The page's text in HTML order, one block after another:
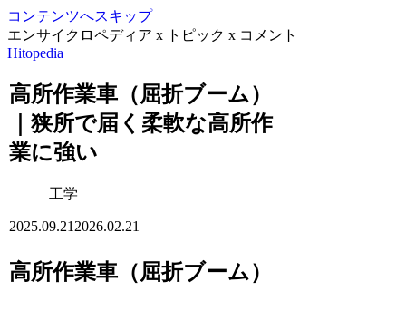
コンテンツへスキップ
エンサイクロペディア x トピック x コメント
Hitopedia
高所作業車（屈折ブーム）
｜狭所で届く柔軟な高所作
業に強い
工学
2025.09.21 2026.02.21
高所作業車（屈折ブーム）